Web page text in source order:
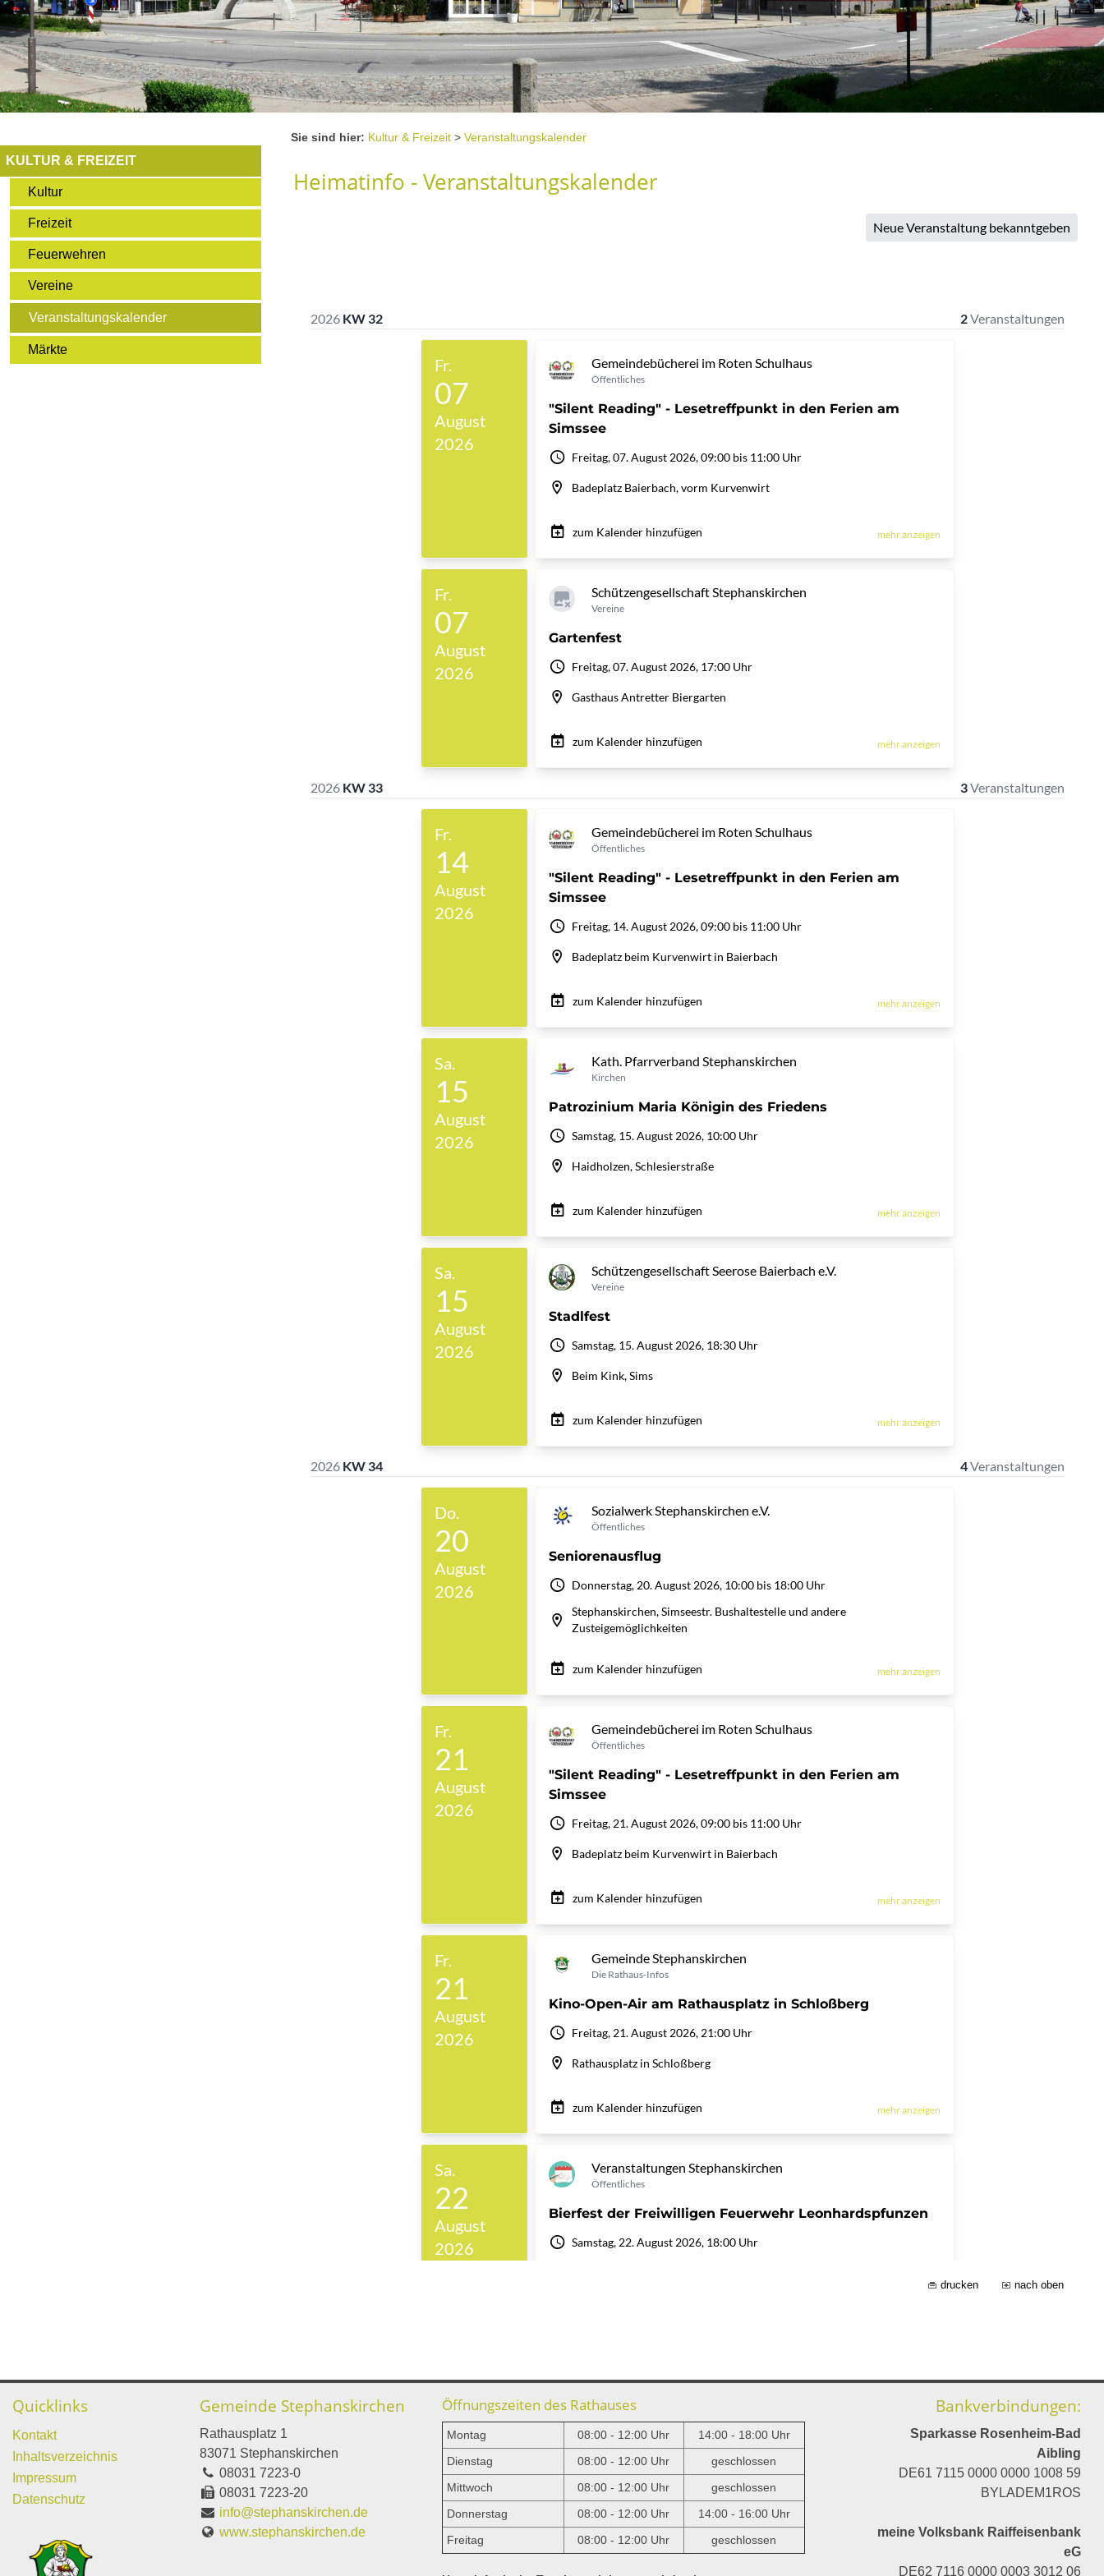
KULTUR & FREIZEIT
Kultur
Freizeit
Feuerwehren
Vereine
Veranstaltungskalender
Märkte
Sie sind hier: Kultur & Freizeit > Veranstaltungskalender
Heimatinfo - Veranstaltungskalender
drucken nach oben
Quicklinks
Kontakt
Inhaltsverzeichnis
Impressum
Datenschutz
Gemeinde Stephanskirchen
Rathausplatz 1
83071 Stephanskirchen
08031 7223-0
08031 7223-20
info@stephanskirchen.de
www.stephanskirchen.de
Öffnungszeiten des Rathauses
Montag 08:00 - 12:00 Uhr
14:00 - 18:00 Uhr
Dienstag
08:00 - 12:00 Uhr
geschlossen
Mittwoch
08:00 - 12:00 Uhr
geschlossen
Donnerstag
08:00 - 12:00 Uhr
14:00 - 16:00 Uhr
Freitag
08:00 - 12:00 Uhr geschlossen
Bankverbindungen:
Sparkasse Rosenheim-Bad
Aibling
DE61 7115 0000 0000 1008 59
BYLADEM1ROS
meine Volksbank Raiffeisenbank
eG
DE62 7116 0000 0003 3012 06